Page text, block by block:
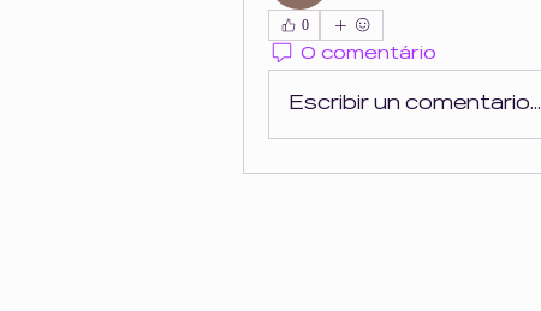
0
0 comentário
Escribir un comentario...